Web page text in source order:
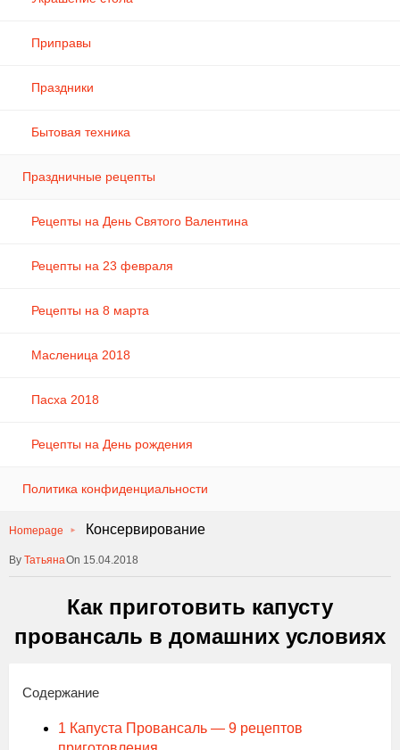
Приправы
Праздники
Бытовая техника
Праздничные рецепты
Рецепты на День Святого Валентина
Рецепты на 23 февраля
Рецепты на 8 марта
Масленица 2018
Пасха 2018
Рецепты на День рождения
Политика конфиденциальности
Homepage Консервирование
ТатьянаOn 15.04.2018
Как приготовить капусту
провансаль в домашних условиях
Содержание
1 Капуста Провансаль — 9 рецептов